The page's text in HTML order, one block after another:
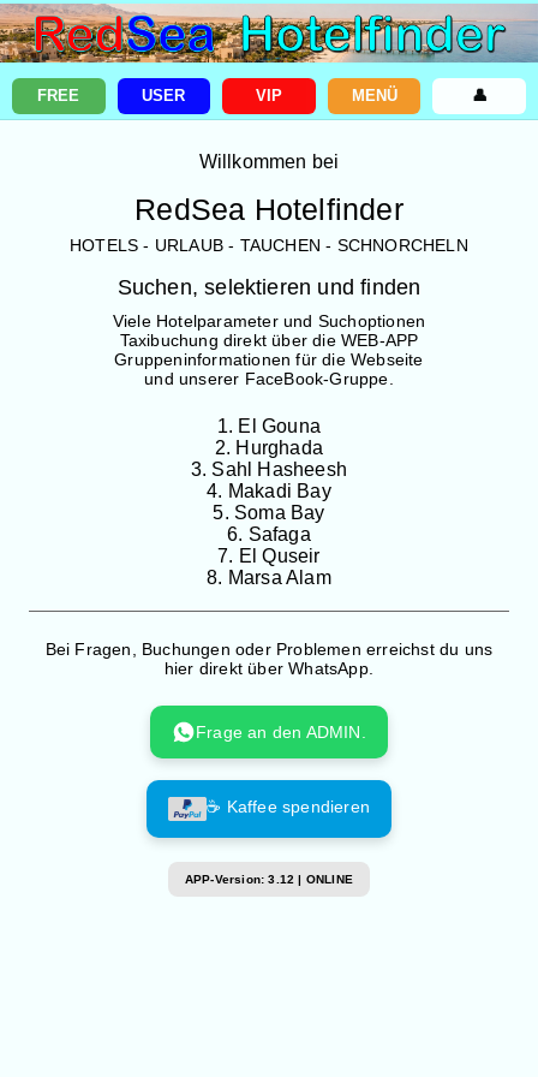
FREE USER VIP MENÜ 👤
Willkommen bei
RedSea Hotelfinder
HOTELS - URLAUB - TAUCHEN - SCHNORCHELN
Suchen, selektieren und finden
Viele Hotelparameter und Suchoptionen
Taxibuchung direkt über die WEB-APP
Gruppeninformationen für die Webseite
und unserer FaceBook-Gruppe.
1. El Gouna
2. Hurghada
3. Sahl Hasheesh
4. Makadi Bay
5. Soma Bay
6. Safaga
7. El Quseir
8. Marsa Alam
Bei Fragen, Buchungen oder Problemen erreichst du uns
hier direkt über WhatsApp.
Frage an den ADMIN.
☕ Kaffee spendieren
APP-Version: 3.12 | ONLINE